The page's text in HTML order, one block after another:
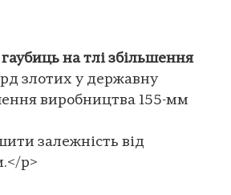
на тлі збільшення
злотих у державну
виробництва 155-мм
залежність від
p>